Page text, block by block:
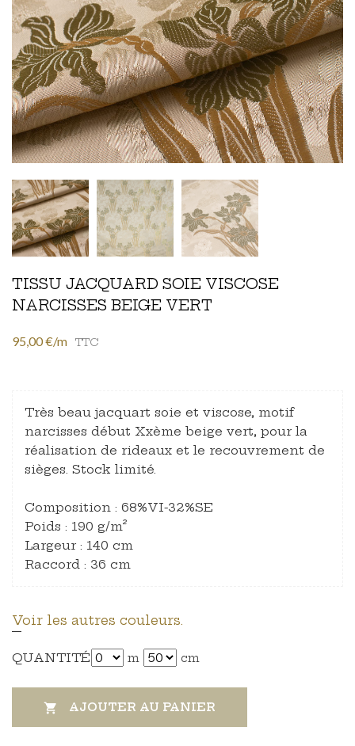
TISSU JACQUARD SOIE VISCOSE
NARCISSES BEIGE VERT
95,00 €/m TTC
Très beau jacquart soie et viscose, motif
narcisses début Xxème beige vert, pour la
réalisation de rideaux et le recouvrement de
sièges. Stock limité.
Composition : 68%VI-32%SE
Poids : 190 g/m²
Largeur : 140 cm
Raccord : 36 cm
Voir les autres couleurs.
QUANTITÉ m cm
 AJOUTER AU PANIER